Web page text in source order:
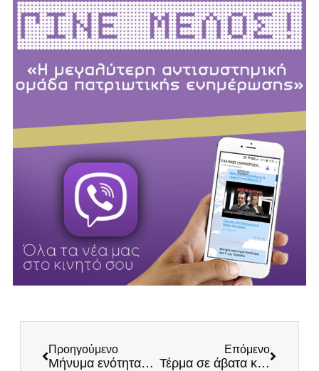
Προηγούμενο
Μήνυμα ενότητας και νίκης από το Αγρίνιο
Επόμενο
Τέρμα σε άβατα και γκέτο εγκληματικότητας